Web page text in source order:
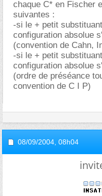
chaque C* en Fischer
suivantes :
-si le + petit
configuration absolue
(convention de Cahn,
-si le + petit
configuration absolue
(ordre de préséance
convention de C I P)
08/09/2004, 08h04